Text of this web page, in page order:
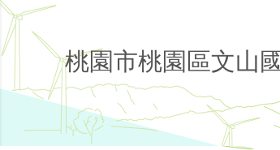
桃園市桃園區文山